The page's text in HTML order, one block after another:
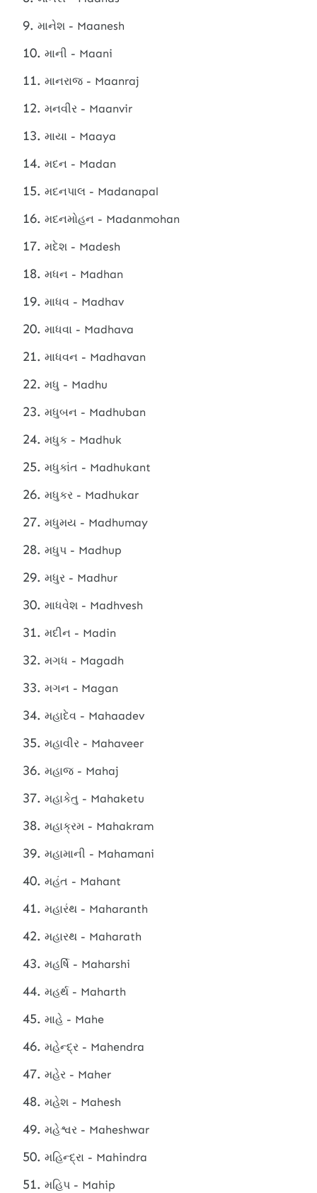
માનેશ - Maanesh
માની - Maani
માનરાજ - Maanraj
મનવીર - Maanvir
માયા - Maaya
મદન - Madan
મદનપાલ - Madanapal
મદનમોહન - Madanmohan
મદેશ - Madesh
મધન - Madhan
માધવ - Madhav
માધવા - Madhava
માધવન - Madhavan
મધુ - Madhu
મધુબન - Madhuban
મધુક - Madhuk
મધુકાંત - Madhukant
મધુકર - Madhukar
મધુમય - Madhumay
મધુપ - Madhup
મધુર - Madhur
માધવેશ - Madhvesh
મદીન - Madin
મગધ - Magadh
મગન - Magan
મહાદેવ - Mahaadev
મહાવીર - Mahaveer
મહાજ - Mahaj
મહાકેતુ - Mahaketu
મહાક્રમ - Mahakram
મહામાની - Mahamani
મહંત - Mahant
મહારંથ - Maharanth
મહારથ - Maharath
મહર્ષિ - Maharshi
મહર્થ - Maharth
માહે - Mahe
મહેન્દ્ર - Mahendra
મહેર - Maher
મહેશ - Mahesh
મહેશ્વર - Maheshwar
મહિન્દ્રા - Mahindra
મહિપ - Mahip